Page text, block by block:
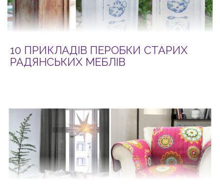
10 ПРИКЛАДІВ ПЕРОБКИ СТАРИХ
РАДЯНСЬКИХ МЕБЛІВ